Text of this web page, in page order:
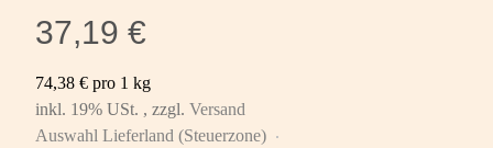
37,19 €
74,38 € pro 1 kg
inkl. 19% USt. , zzgl. Versand
Auswahl Lieferland (Steuerzone)